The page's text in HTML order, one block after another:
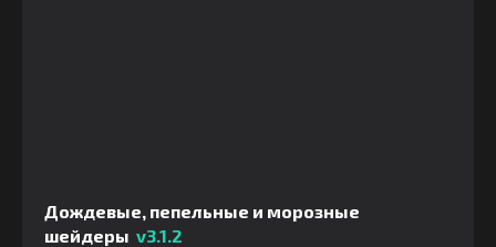
Дождевые, пепельные и морозные
шейдеры v3.1.2